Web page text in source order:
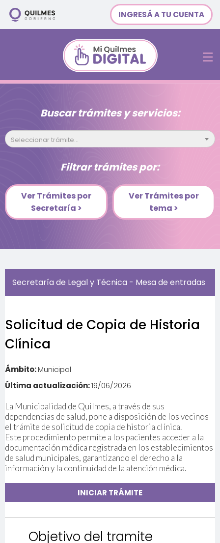
INGRESÁ A TU CUENTA
Buscar trámites y servicios:
Seleccionar trámite...
Filtrar trámites por:
Ver Trámites por
Secretaría >
Ver Trámites por
tema >
Secretaría de Legal y Técnica - Mesa de entradas
Solicitud de Copia de Historia
Clínica
Ámbito:Municipal
Última actualización:19/06/2026
La Municipalidad de Quilmes, a través de sus
dependencias de salud, pone a disposición de los vecinos
el trámite de solicitud de copia de historia clínica.
Este procedimiento permite a los pacientes acceder a la
documentación médica registrada en los establecimientos
de salud municipales, garantizando el derecho a la
información y la continuidad de la atención médica.
INICIAR TRÁMITE
Objetivo del tramite